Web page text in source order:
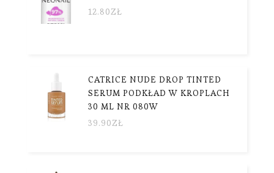
12.80ZŁ
CATRICE NUDE DROP TINTED
SERUM PODKŁAD W KROPLACH
30 ML NR 080W
39.90ZŁ